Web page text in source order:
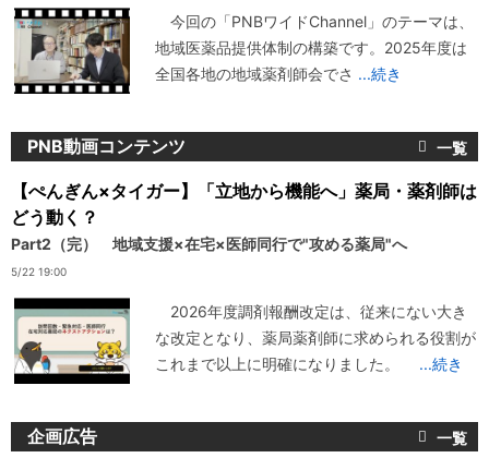
今回の「PNBワイドChannel」のテーマは、
地域医薬品提供体制の構築です。2025年度は
全国各地の地域薬剤師会でさ ...続き
PNB動画コンテンツ
【ぺんぎん×タイガー】「立地から機能へ」薬局・薬剤師は
どう動く？
Part2（完） 地域支援×在宅×医師同行で"攻める薬局"へ
5/22 19:00
2026年度調剤報酬改定は、従来にない大き
な改定となり、薬局薬剤師に求められる役割が
これまで以上に明確になりました。
...続き
企画広告